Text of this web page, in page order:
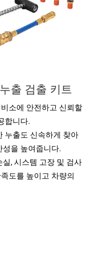
출 검출 키트
소에 안전하고 신뢰할
합니다.
누출도 신속하게 찾아
을 높여줍니다.
, 시스템 고장 및 검사
도를 높이고 차량의